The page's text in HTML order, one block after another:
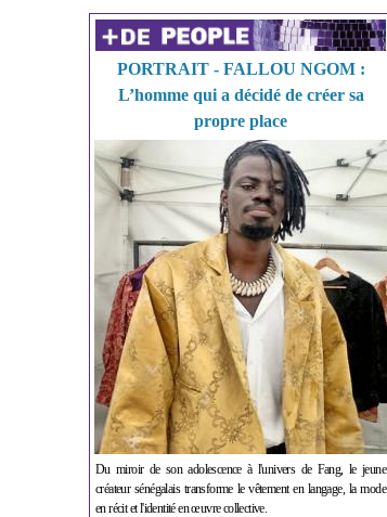
PORTRAIT - FALLOU NGOM :
L’homme qui a décidé de créer sa
propre place
Du miroir de son adolescence à l'univers de Fang, le jeune
créateur sénégalais transforme le vêtement en langage, la mode
en récit et l'identité en œuvre collective.